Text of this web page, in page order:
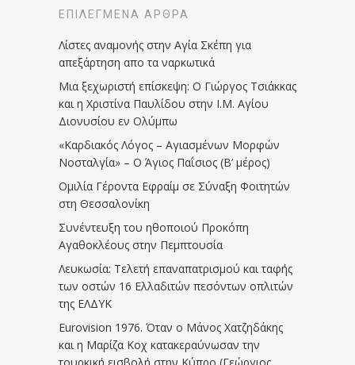
ΕΠΙΛΕΓΜΈΝΑ ΆΡΘΡΑ
Λίστες αναμονής στην Αγία Σκέπη για
απεξάρτηση απο τα ναρκωτικά
Μια ξεχωριστή επίσκεψη: Ο Γιώργος Τσιάκκας
και η Χριστίνα Παυλίδου στην Ι.Μ. Αγίου
Διονυσίου εν Ολύμπω
«Καρδιακός Λόγος – Αγιασμένων Μορφών
Νοσταλγία» – Ο Άγιος Παΐσιος (Β’ μέρος)
Ομιλία Γέροντα Εφραίμ σε Σύναξη Φοιτητών
στη Θεσσαλονίκη
Συνέντευξη του ηθοποιού Προκόπη
Αγαθοκλέους στην Πεμπτουσία
Λευκωσία: Τελετή επαναπατρισμού και ταφής
των οστών 16 Ελλαδιτών πεσόντων οπλιτών
της ΕΛΔΥΚ
Eurovision 1976. Όταν ο Μάνος Χατζηδάκης
και η Μαρίζα Κοχ κατακεραύνωσαν την